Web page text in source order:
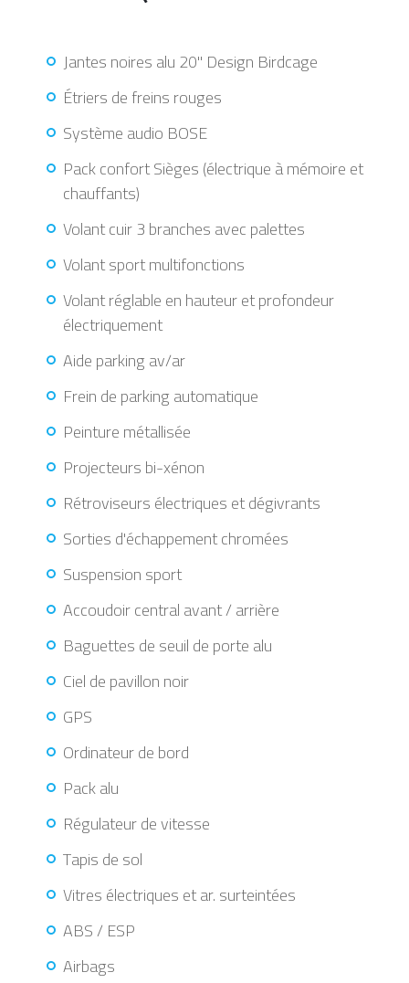
Jantes noires alu 20" Design Birdcage
Étriers de freins rouges
Système audio BOSE
Pack confort Sièges (électrique à mémoire et
chauffants)
Volant cuir 3 branches avec palettes
Volant sport multifonctions
Volant réglable en hauteur et profondeur
électriquement
Aide parking av/ar
Frein de parking automatique
Peinture métallisée
Projecteurs bi-xénon
Rétroviseurs électriques et dégivrants
Sorties d'échappement chromées
Suspension sport
Accoudoir central avant / arrière
Baguettes de seuil de porte alu
Ciel de pavillon noir
GPS
Ordinateur de bord
Pack alu
Régulateur de vitesse
Tapis de sol
Vitres électriques et ar. surteintées
ABS / ESP
Airbags